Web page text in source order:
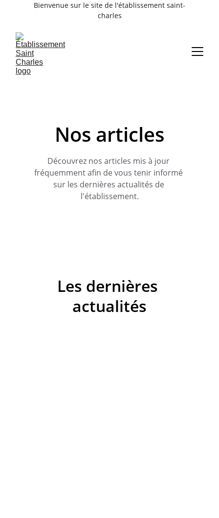
Bienvenue sur le site de l'établissement saint-
charles
Nos articles
Découvrez nos articles mis à jour
fréquemment afin de vous tenir informé
sur les dernières actualités de
l'établissement.
Les dernières
actualités